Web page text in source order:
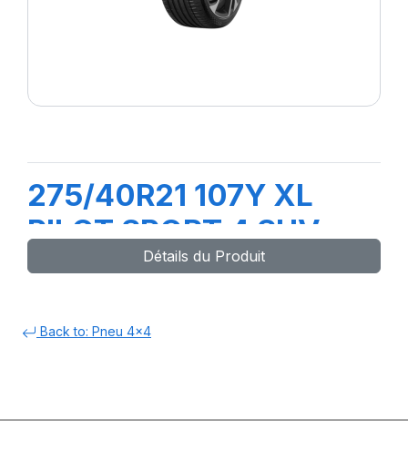
275/40R21 107Y XL
PILOT SPORT 4 SUV
Détails du Produit
Back to: Pneu 4x4